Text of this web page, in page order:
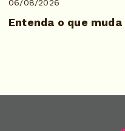
06/08/2026
Entenda o que